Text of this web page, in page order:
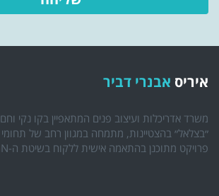
איריס אבנרי דביר
משרד אדריכלות ועיצוב פנים המתאפיין בקו נקי
״בצלאל״ בהצטיינות, מתמחה במגוון רחב של תחומי
פרויקט מתוכנן בהתאמה אישית ללקוח בשיטת ה-TOTAL DESIGN.